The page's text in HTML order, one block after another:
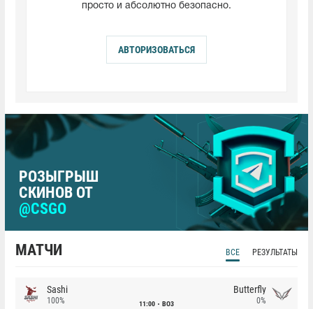
просто и абсолютно безопасно.
АВТОРИЗОВАТЬСЯ
РОЗЫГРЫШ
СКИНОВ ОТ
@CSGO
МАТЧИ ВСЕ РЕЗУЛЬТАТЫ
Sashi
100% 11:00 BO3
Butterfly
0%